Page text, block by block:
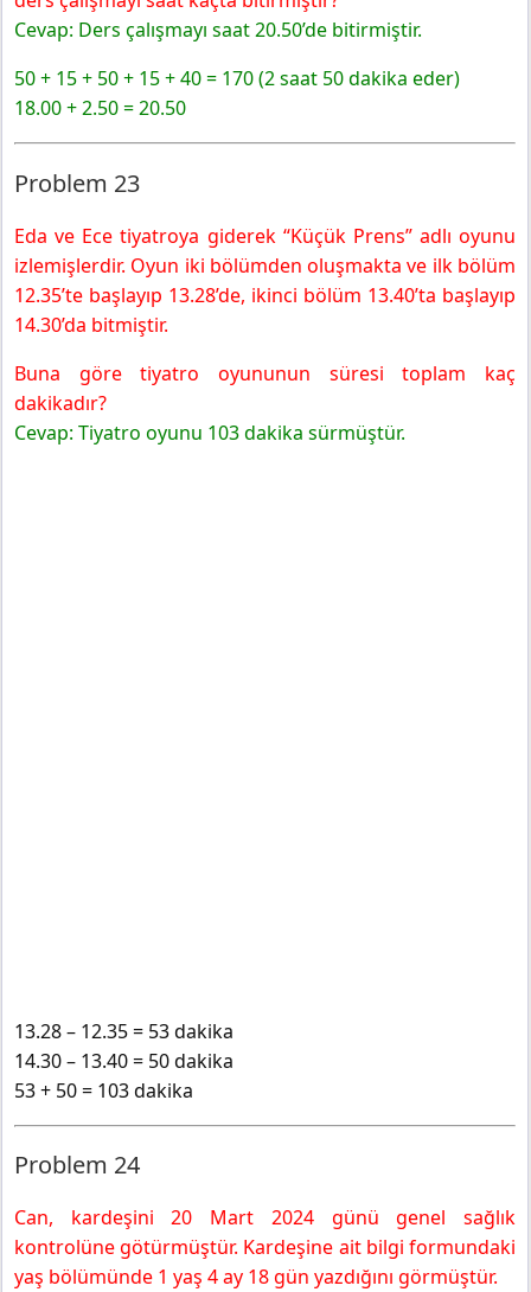
Cevap: Ders çalışmayı saat 20.50’de bitirmiştir.
50 + 15 + 50 + 15 + 40 = 170 (2 saat 50 dakika eder)
18.00 + 2.50 = 20.50
Problem 23
Eda ve Ece tiyatroya giderek “Küçük Prens” adlı oyunu
izlemişlerdir. Oyun iki bölümden oluşmakta ve ilk bölüm
12.35’te başlayıp 13.28’de, ikinci bölüm 13.40’ta başlayıp
14.30’da bitmiştir.
Buna göre tiyatro oyununun süresi toplam kaç
dakikadır?
Cevap: Tiyatro oyunu 103 dakika sürmüştür.
13.28 – 12.35 = 53 dakika
14.30 – 13.40 = 50 dakika
53 + 50 = 103 dakika
Problem 24
Can, kardeşini 20 Mart 2024 günü genel sağlık
kontrolüne götürmüştür. Kardeşine ait bilgi formundaki
yaş bölümünde 1 yaş 4 ay 18 gün yazdığını görmüştür.